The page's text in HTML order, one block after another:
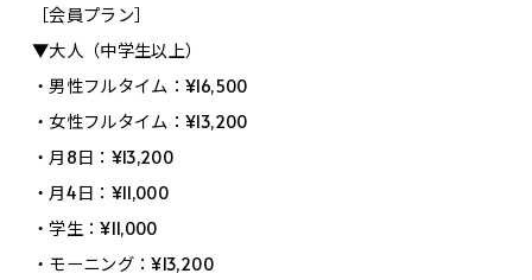
［会員プラン］
▼大人（中学生以上）
・男性フルタイム：¥16,500
・女性フルタイム：¥13,200
・月8日：¥13,200
・月4日：¥11,000
・学生：¥11,000
・モーニング：¥13,200